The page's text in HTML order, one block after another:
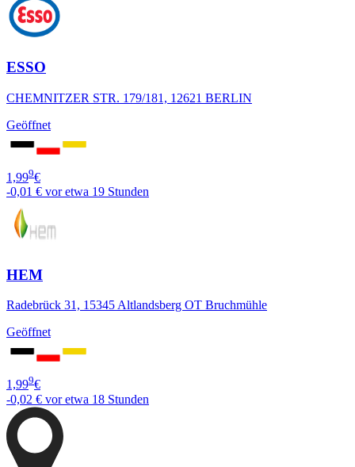
ESSO
CHEMNITZER STR. 179/181, 12621 BERLIN
Geöffnet
1,999€
-0,01 € vor etwa 19 Stunden
HEM
Radebrück 31, 15345 Altlandsberg OT Bruchmühle
Geöffnet
1,999€
-0,02 € vor etwa 18 Stunden